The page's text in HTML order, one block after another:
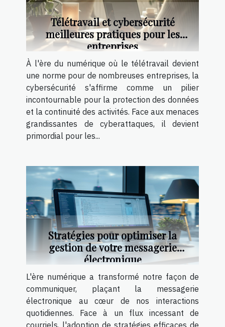
Télétravail et cybersécurité
meilleures pratiques pour les
entreprises
À l'ère du numérique où le télétravail devient
une norme pour de nombreuses entreprises, la
cybersécurité s'affirme comme un pilier
incontournable pour la protection des données
et la continuité des activités. Face aux menaces
grandissantes de cyberattaques, il devient
primordial pour les...
Stratégies pour optimiser la
gestion de votre messagerie
électronique
L'ère numérique a transformé notre façon de
communiquer, plaçant la messagerie
électronique au cœur de nos interactions
quotidiennes. Face à un flux incessant de